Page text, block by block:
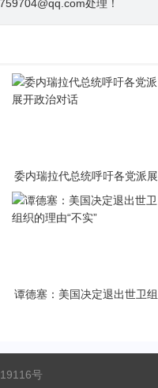
处理！
委内瑞拉代总统呼吁各党派展
谭德塞：美国决定退出世卫组
号